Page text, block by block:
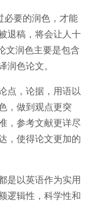
必要的润色，才能
退稿，将会让人十
文润色主要是包含
色论文。
点，论据，用语以
，做到观点更突
，参考文献更详尽
，使得论文更加的
是以英语作为实用
逻辑性，科学性和